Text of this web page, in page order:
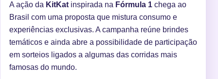
A ação da KitKat inspirada na Fórmula 1 chega ao
Brasil com uma proposta que mistura consumo e
experiências exclusivas. A campanha reúne brindes
temáticos e ainda abre a possibilidade de participação
em sorteios ligados a algumas das corridas mais
famosas do mundo.